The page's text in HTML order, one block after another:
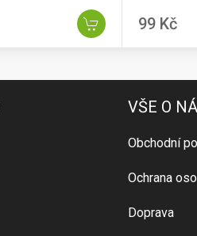
99 Kč
VŠE O
Obchodní
Ochrana
Doprava